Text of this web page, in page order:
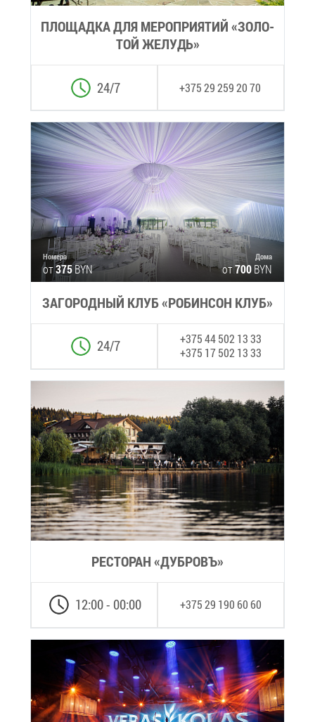
ПЛО­ЩАД­КА ДЛЯ МЕ­РО­ПРИ­Я­ТИЙ «ЗО­ЛО­
ТОЙ ЖЕ­ЛУДЬ»
+375 29 259 20 70
24/7
Но­ме­ра
от375BYN
До­ма
от700BYN
ЗА­ГО­РОД­НЫЙ КЛУБ «РО­БИН­СОН КЛУБ»
+375 44 502 13 33
+375 17 502 13 33
24/7
РЕ­СТО­РАН «ДУБ­РОВЪ»
+375 29 190 60 60
12:00 - 00:00